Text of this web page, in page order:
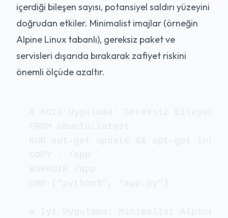
içerdiği bileşen sayısı, potansiyel saldırı yüzeyini
doğrudan etkiler. Minimalist imajlar (örneğin
Alpine Linux tabanlı), gereksiz paket ve
servisleri dışarıda bırakarak zafiyet riskini
önemli ölçüde azaltır.